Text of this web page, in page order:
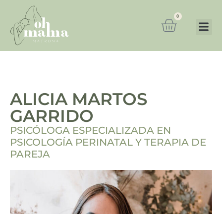
0
ALICIA MARTOS
GARRIDO
PSICÓLOGA ESPECIALIZADA EN
PSICOLOGÍA PERINATAL Y TERAPIA DE
PAREJA